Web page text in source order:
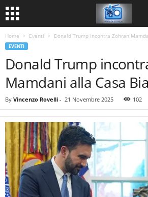
Home Eventi Donald Trump incontra Zohran
EVENTI
Donald Trump
Mamdani alla Casa
By Vincenzo Rovelli - 21 Novembre 2025 102